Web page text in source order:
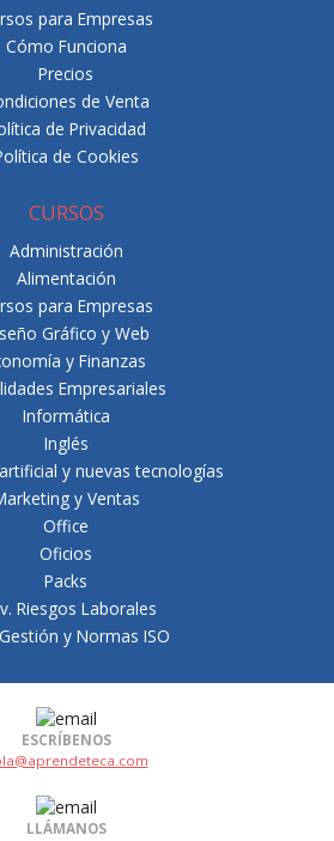
para Empresas
Cómo Funciona
Precios
de Venta
de Privacidad
de Cookies
CURSOS
Administración
Alimentación
para Empresas
Gráfico y Web
y Finanzas
Empresariales
Informática
Inglés
y nuevas tecnologías
y Ventas
Office
Oficios
Packs
Riesgos Laborales
y Normas ISO
ESCRÍBENOS
LLÁMANOS